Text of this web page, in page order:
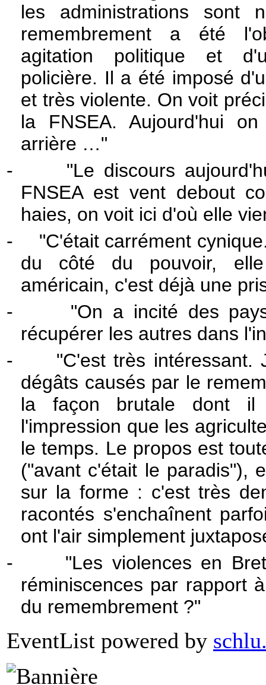
les administrations sont
remembrement a été
agitation politique et
policière. Il a été imposé
et très violente. On voit
la FNSEA. Aujourd'hui
arrière …"
-
"Le discours
FNSEA est vent debout
haies, on voit ici d'où elle
-
"C'était carrément
du côté du pouvoir,
américain, c'est déjà une
-
"On a incité des
récupérer les autres dans
-
"C'est très intéressant.
dégâts causés par le
la façon brutale dont
l'impression que les
le temps. Le propos est
("avant c'était le paradis"),
sur la forme : c'est très
racontés s'enchaînent
ont l'air simplement
-
"Les violences en
réminiscences par rapport
du remembrement ?"
EventList powered by